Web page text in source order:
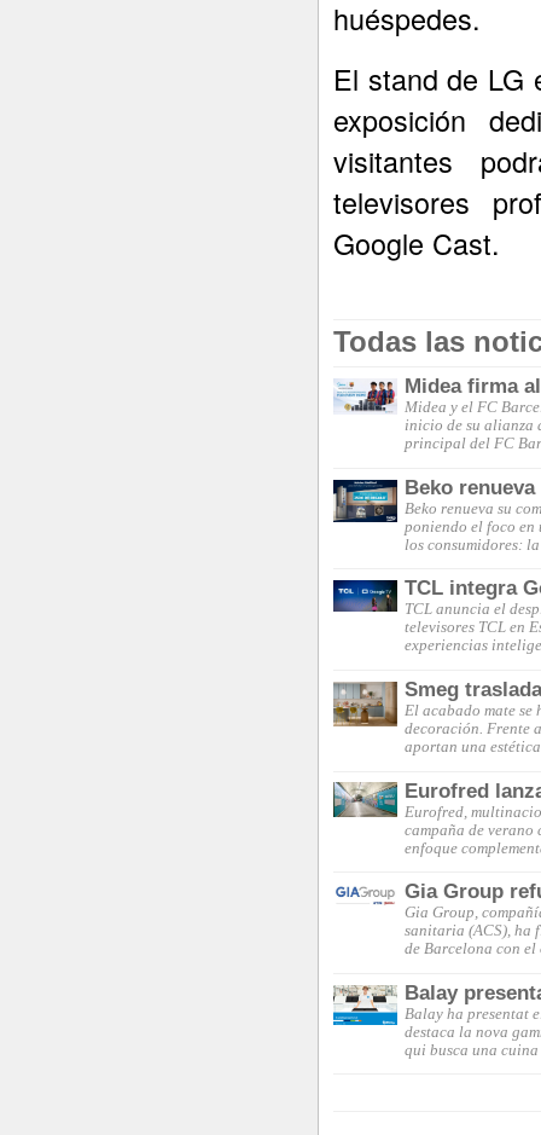
huéspedes.
El stand de LG
exposición
visitantes
televisores
Google Cast.
Todas las
Midea firma
Midea y el FC
inicio de su alianza
principal del FC
Beko
Beko renueva su
poniendo el foco en
los consumidores:
TCL integra
TCL anuncia el
televisores TCL en
experiencias
Smeg
El acabado mate se
decoración. Frente
aportan una
Eurofred
Eurofred,
campaña de verano
enfoque
Gia Group
Gia Group,
sanitaria (ACS), ha
de Barcelona con
Balay
Balay ha presentat
destaca la nova
qui busca una